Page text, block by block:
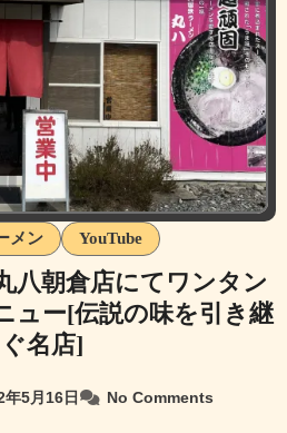
メン YouTube
八朝倉店にてワンタン
ュー[伝説の味を引き継
ぐ名店]
年5月16日 No Comments